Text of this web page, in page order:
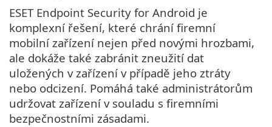
ESET Endpoint Security for Android je
komplexní řešení, které chrání firemní
mobilní zařízení nejen před novými hrozbami,
ale dokáže také zabránit zneužití dat
uložených v zařízení v případě jeho ztráty
nebo odcizení. Pomáhá také administrátorům
udržovat zařízení v souladu s firemními
bezpečnostními zásadami.